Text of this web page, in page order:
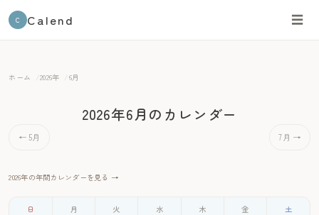
C Calend ☰
ホーム 2026年 6月
← 5月
2026年6月のカレンダー
7月 →
2026年の年間カレンダーを見る →
日 月 火 水 木 金 土